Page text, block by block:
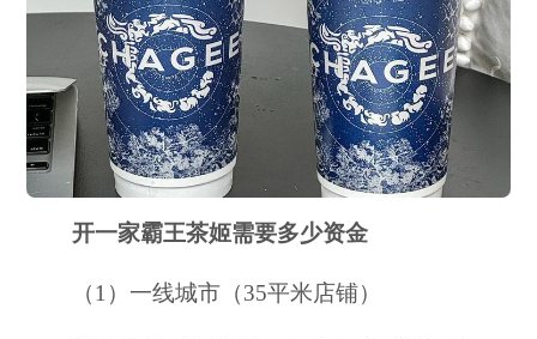
开一家霸王茶姬需要多少资金
（1）一线城市（35平米店铺）